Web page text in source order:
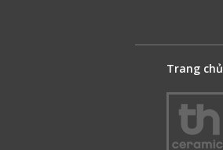
Trang chủ